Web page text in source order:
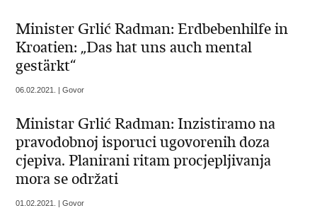
Minister Grlić Radman: Erdbebenhilfe in
Kroatien: „Das hat uns auch mental
gestärkt“
06.02.2021. | Govor
Ministar Grlić Radman: Inzistiramo na
pravodobnoj isporuci ugovorenih doza
cjepiva. Planirani ritam procjepljivanja
mora se održati
01.02.2021. | Govor